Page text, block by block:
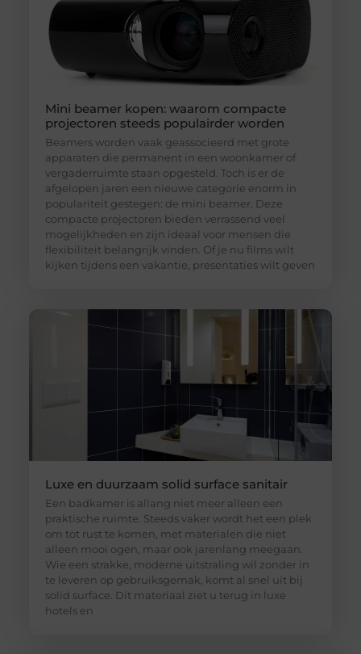
Mini beamer kopen: waarom compacte
projectoren steeds populairder worden
Beamers worden vaak geassocieerd met grote
apparaten die permanent in een woonkamer of
vergaderruimte staan opgesteld. Toch is er de
afgelopen jaren een nieuwe categorie enorm in
populariteit gestegen: de mini beamer. Deze
compacte projectoren bieden verrassend veel
mogelijkheden en zijn ideaal voor mensen die
flexibiliteit belangrijk vinden. Of je nu films wilt
kijken tijdens een vakantie, presentaties wilt geven
Luxe en duurzaam solid surface sanitair
Een badkamer is allang niet meer alleen een
praktische ruimte. Steeds vaker wordt het een plek
om tot rust te komen, met materialen die niet
alleen mooi ogen, maar ook jarenlang meegaan.
Wie een strakke, moderne uitstraling wil zonder in
te leveren op gebruiksgemak, komt al snel uit bij
solid surface. Dit materiaal ziet u terug in luxe
hotels en